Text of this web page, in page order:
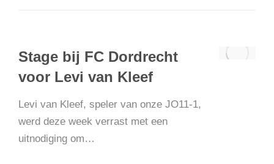
Stage bij FC Dordrecht
voor Levi van Kleef
Levi van Kleef, speler van onze JO11-1,
werd deze week verrast met een
uitnodiging om…